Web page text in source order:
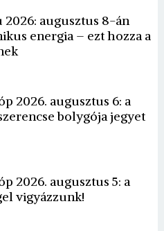
2026: augusztus 8-án
energia – ezt hozza a
2026. augusztus 6: a
bolygója jegyet
2026. augusztus 5: a
vigyázzunk!